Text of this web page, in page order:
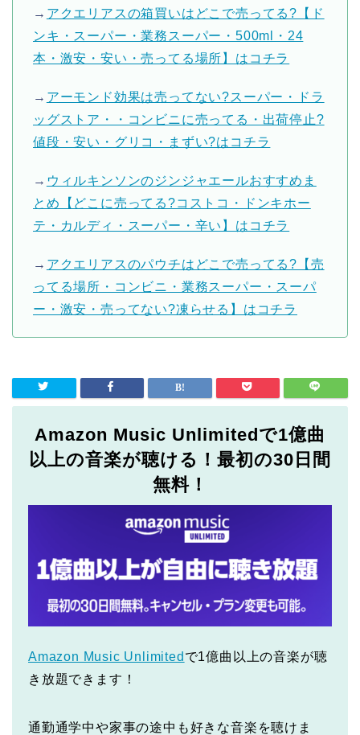
→ アクエリアスの箱買いはどこで売ってる?【ド
ンキ・スーパー・業務スーパー・500ml・24
本・激安・安い・売ってる場所】はコチラ
→ アーモンド効果は売ってない?スーパー・ドラ
ッグストア・・コンビニに売ってる・出荷停止?
値段・安い・グリコ・まずい?はコチラ
→ ウィルキンソンのジンジャエールおすすめま
とめ【どこに売ってる?コストコ・ドンキホー
テ・カルディ・スーパー・辛い】はコチラ
→ アクエリアスのパウチはどこで売ってる?【売
ってる場所・コンビニ・業務スーパー・スーパ
ー・激安・売ってない?凍らせる】はコチラ
Amazon Music Unlimitedで1億曲
以上の音楽が聴ける！最初の30日間
無料！
Amazon Music Unlimited で1億曲以上の音楽が聴
き放題できます！
通勤通学中や家事の途中も好きな音楽を聴けま